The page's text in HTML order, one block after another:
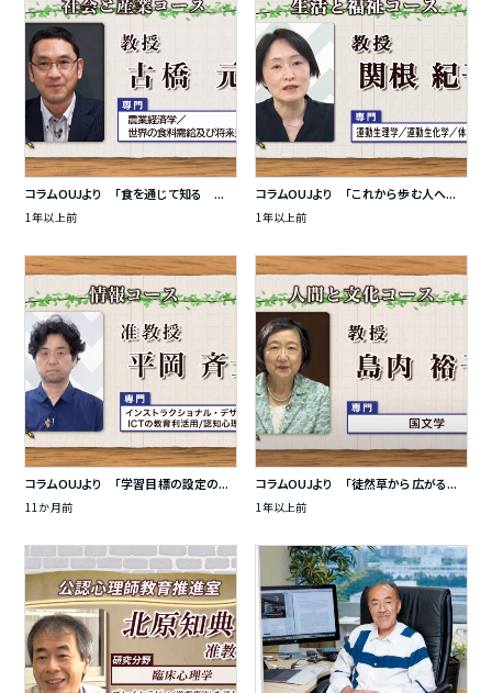
コラムOUJより 「食を通じて知る ...
1年以上前
コラムOUJより 「これから歩む人へ...
1年以上前
コラムOUJより 「学習目標の設定の...
11か月前
コラムOUJより 「徒然草から広がる...
1年以上前